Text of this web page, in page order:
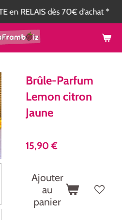
en RELAIS dès 70€ d'achat *
Brûle-Parfum
Lemon citron
Jaune
15,90 €
Ajouter
au
panier